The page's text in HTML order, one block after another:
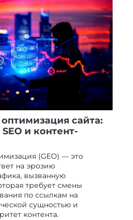
сайта:
и контент-
(GEO) — это
на эрозию
вызванную
требует смены
по ссылкам на
сущностью и
контента.